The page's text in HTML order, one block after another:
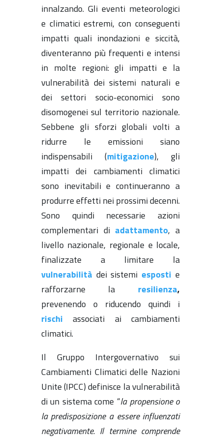
innalzando. Gli eventi meteorologici
e climatici estremi, con conseguenti
impatti quali inondazioni e siccità,
diventeranno più frequenti e intensi
in molte regioni: gli impatti e la
vulnerabilità dei sistemi naturali e
dei settori socio-economici sono
disomogenei sul territorio nazionale.
Sebbene gli sforzi globali volti a
ridurre le emissioni siano
indispensabili (mitigazione), gli
impatti dei cambiamenti climatici
sono inevitabili e continueranno a
produrre effetti nei prossimi decenni.
Sono quindi necessarie azioni
complementari di adattamento, a
livello nazionale, regionale e locale,
finalizzate a limitare la
vulnerabilità dei sistemi esposti e
rafforzarne la resilienza,
prevenendo o riducendo quindi i
rischiassociati ai cambiamenti
climatici.
Il Gruppo Intergovernativo sui
Cambiamenti Climatici delle Nazioni
Unite (IPCC) definisce la vulnerabilità
di un sistema come “la propensione o
la predisposizione a essere influenzati
negativamente. Il termine comprende